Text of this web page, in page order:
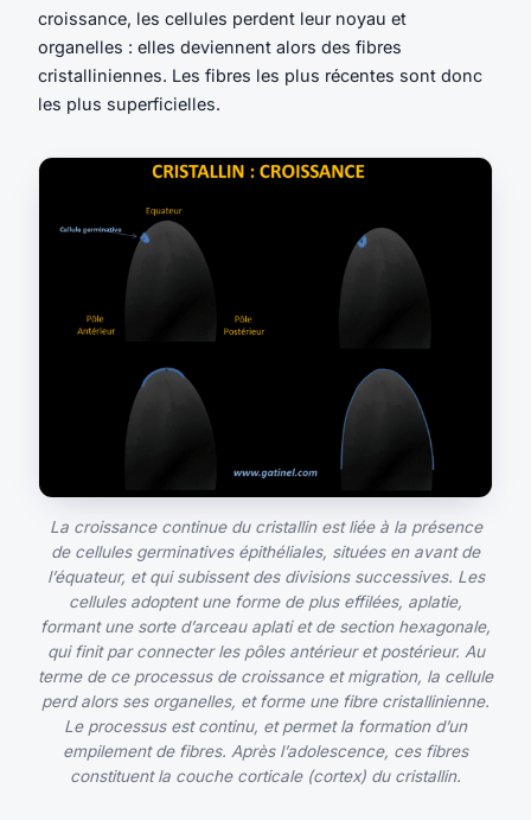
croissance, les cellules perdent leur noyau et
organelles : elles deviennent alors des fibres
cristalliniennes. Les fibres les plus récentes sont donc
les plus superficielles.
La croissance continue du cristallin est liée à la présence
de cellules germinatives épithéliales, situées en avant de
l’équateur, et qui subissent des divisions successives. Les
cellules adoptent une forme de plus effilées, aplatie,
formant une sorte d’arceau aplati et de section hexagonale,
qui finit par connecter les pôles antérieur et postérieur. Au
terme de ce processus de croissance et migration, la cellule
perd alors ses organelles, et forme une fibre cristallinienne.
Le processus est continu, et permet la formation d’un
empilement de fibres. Après l’adolescence, ces fibres
constituent la couche corticale (cortex) du cristallin.